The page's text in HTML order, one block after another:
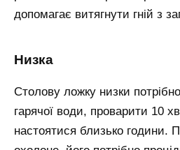
допомагає витягнути гній з
Низка
Столову ложку низки
гарячої води, проварити 10
настоятися близько години.